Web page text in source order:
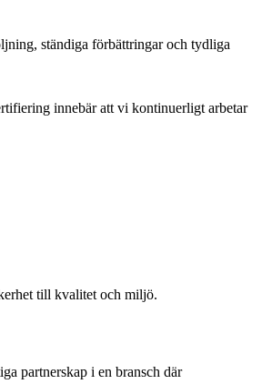
ständiga förbättringar och tydliga
innebär att vi kontinuerligt arbetar
till kvalitet och miljö.
partnerskap i en bransch där